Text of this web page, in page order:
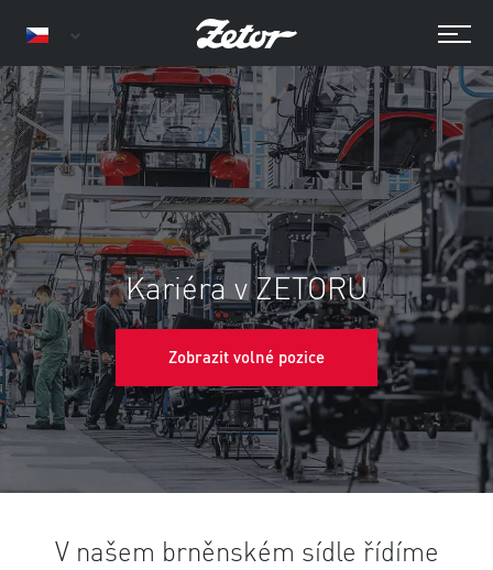
Kariéra v ZETORU
Zobrazit volné pozice
V našem brněnském sídle řídíme